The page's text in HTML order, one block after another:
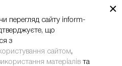
×
перегляд сайту inform-
що
з
сайтом,
матеріалів та